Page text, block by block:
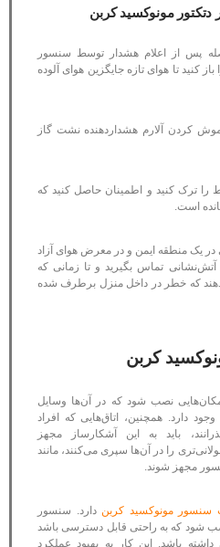
دتکتور مونوکسید کربن
پس از اعلام هشدار توسط سنسور
کنید تا هوای تازه جایگزین هوای آلوده
کردن آلارم هشداردهنده نشت گاز
ترک کنید و اطمینان حاصل کنید که
است.
یک منطقه ایمن و در معرض هوای آزاد
آتش‌نشانی تماس بگیرید و تا زمانی که
که خطر در داخل منزل برطرف شده
کربن
نصب شود که در آن‌ها وسایل
دارد. همچنین، اتاق‌هایی که افراد
باید به این آشکارساز مجهز
را در آن‌ها سپری می‌کنند، مانند
مجهز شوند.
مونوکسید کربن
دارد. سنسور
شود که به راحتی قابل دسترسی باشد
باشد. این کار به بهبود عملکرد